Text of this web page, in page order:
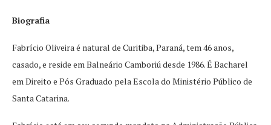
Biografia
Fabrício Oliveira é natural de Curitiba, Paraná, tem 46 anos,
casado, e reside em Balneário Camboriú desde 1986. É Bacharel
em Direito e Pós Graduado pela Escola do Ministério Público de
Santa Catarina.